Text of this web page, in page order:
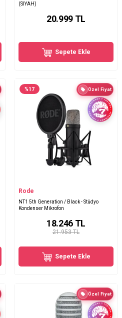
(SİYAH)
20.999TL
Sepete Ekle
%17 Özel Fiyat
Rode
NT1 5th Generation / Black - Stüdyo
Kondenser Mikrofon
21.953 TL
18.246TL
Sepete Ekle
Özel Fiyat